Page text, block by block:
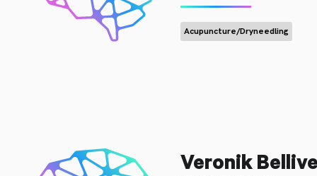
Acupuncture/Dryneedling
Veronik